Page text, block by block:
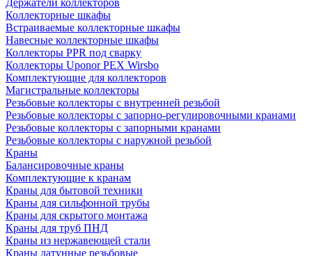
Коллекторные шкафы
Встраиваемые коллекторные шкафы
Навесные коллекторные шкафы
Коллекторы PPR под сварку
Коллекторы Uponor PEX Wirsbo
Комплектующие для коллекторов
Магистральные коллекторы
Резьбовые коллекторы с внутренней резьбой
Резьбовые коллекторы с запорно-регулировочными кранами
Резьбовые коллекторы с запорными кранами
Резьбовые коллекторы с наружной резьбой
Краны
Балансировочные краны
Комплектующие к кранам
Краны для бытовой техники
Краны для сильфонной трубы
Краны для скрытого монтажа
Краны для труб ПНД
Краны из нержавеющей стали
Краны латунные резьбовые